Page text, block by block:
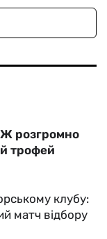
розгромно
трофей
клубу:
матч відбору